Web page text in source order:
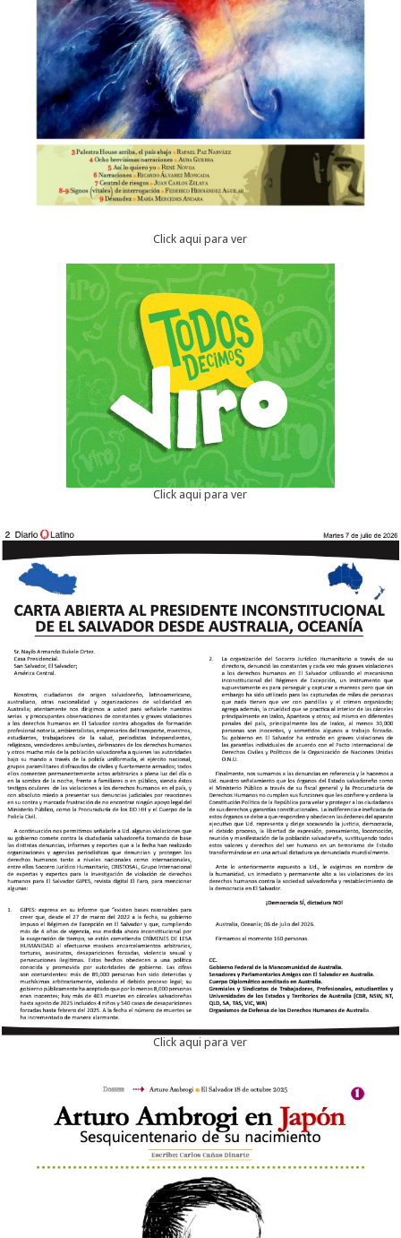
Click aqui para ver
Click aqui para ver
Click aqui para ver